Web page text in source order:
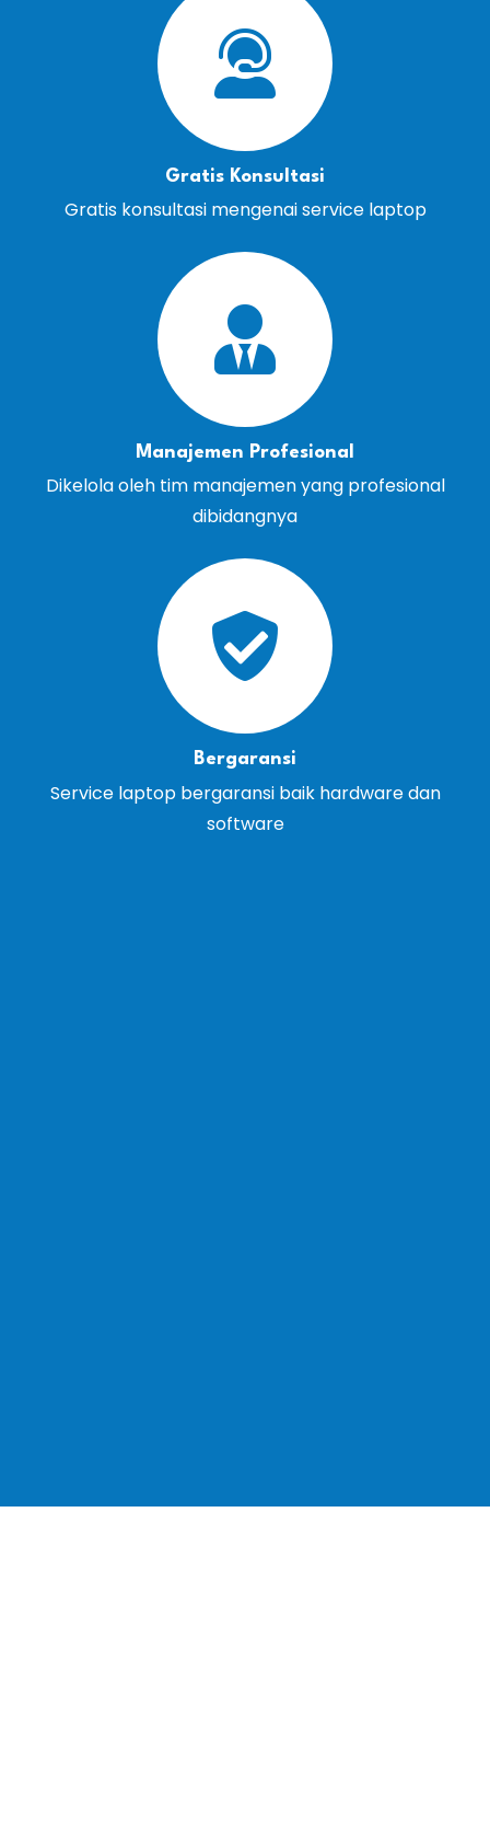
Gratis Konsultasi
Gratis konsultasi mengenai service laptop
Manajemen Profesional
Dikelola oleh tim manajemen yang profesional
dibidangnya
Bergaransi
Service laptop bergaransi baik hardware dan
software